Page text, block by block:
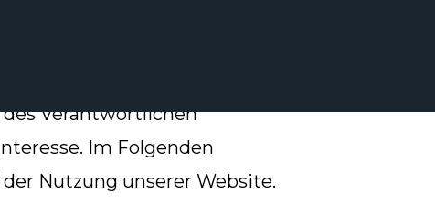
Verantwortlichen
Im Folgenden
Nutzung unserer Website.